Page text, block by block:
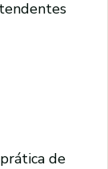
de